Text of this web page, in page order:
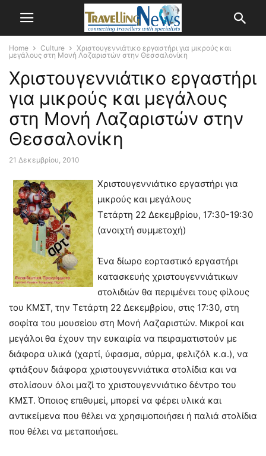
Home Culture
Χριστουγεννιάτικο εργαστήρι για μικρούς και
μεγάλους στη Μονή Λαζαριστών στην Θεσσαλονίκη
Χριστουγεννιάτικο εργαστήρι
για μικρούς και μεγάλους
στη Μονή Λαζαριστών στην
Θεσσαλονίκη
21 Δεκεμβρίου, 2010
Χριστουγεννιάτικο εργαστήρι για
μικρούς και μεγάλους
Τετάρτη 22 Δεκεμβρίου, 17:30-19:30
(ανοιχτή συμμετοχή)
Ένα δίωρο εορταστικό εργαστήρι
κατασκευής χριστουγεννιάτικων
στολιδιών θα περιμένει τους φίλους
του ΚΜΣΤ, την Τετάρτη 22 Δεκεμβρίου, στις 17:30, στη
σοφίτα του μουσείου στη Μονή Λαζαριστών. Μικροί και
μεγάλοι θα έχουν την ευκαιρία να πειραματιστούν με
διάφορα υλικά (χαρτί, ύφασμα, σύρμα, φελιζόλ κ.α.), να
φτιάξουν διάφορα χριστουγεννιάτικα στολίδια και να
στολίσουν όλοι μαζί το χριστουγεννιάτικο δέντρο του
ΚΜΣΤ. Όποιος επιθυμεί, μπορεί να φέρει υλικά και
αντικείμενα που θέλει να χρησιμοποιήσει ή παλιά στολίδια
που θέλει να μεταποιήσει.